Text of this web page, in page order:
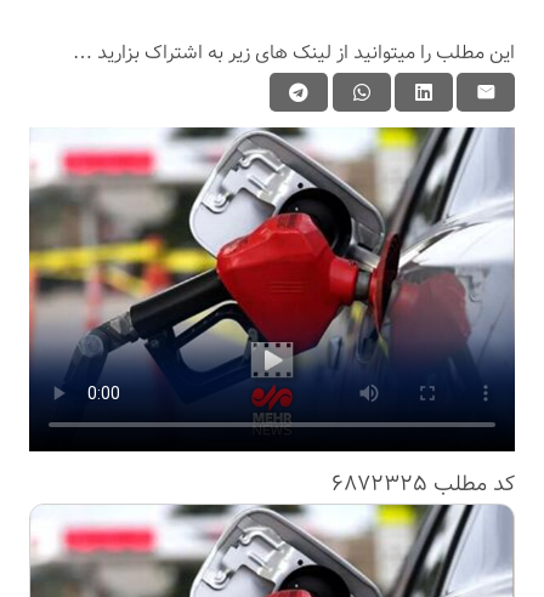
این مطلب را میتوانید از لینک های زیر به اشتراک بزارید …
کد مطلب 6872325